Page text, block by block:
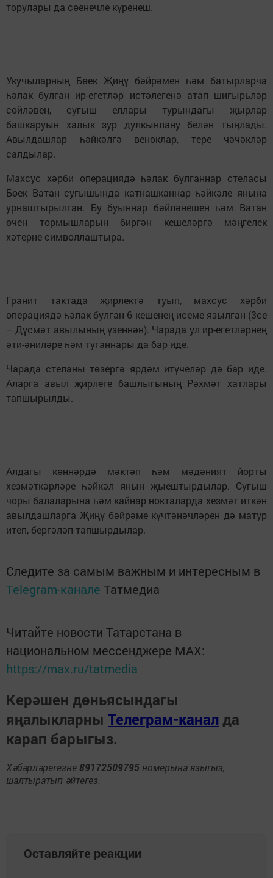
торулары да сөенечле күренеш.
Укучыларның Бөек Җиңү бәйрәмен һәм батырларча
һәлак булган ир-егетләр истәлегенә атап шигырьләр
сөйләвен, сугыш еллары турындагы җырлар
башкаруын халык зур дулкынлану белән тыңлады.
Авылдашлар һәйкәлгә веноклар, тере чәчәкләр
салдылар.
Махсус хәрби операциядә һәлак булганнар стеласы
Бөек Ватан сугышында катнашканнар һәйкәле янына
урнаштырылган. Бу буыннар бәйләнешен һәм Ватан
өчен тормышларын биргән кешеләргә мәңгелек
хәтерне символлаштыра.
Гранит тактада җирлектә туып, махсус хәрби
операциядә һәлак булган 6 кешенең исеме язылган (3се
– Дүсмәт авылының үзеннән). Чарада ул ир-егетләрнең
әти-әниләре һәм туганнары да бар иде.
Чарада стеланы төзергә ярдәм итүчеләр дә бар иде.
Аларга авыл җирлеге башлыгының Рәхмәт хатлары
тапшырылды.
Алдагы көннәрдә мәктәп һәм мәдәният йорты
хезмәткәрләре һәйкәл янын җыештырдылар. Сугыш
чоры балаларына һәм кайнар нокталарда хезмәт иткән
авылдашларга Җиңү бәйрәме күчтәнәчләрен дә матур
итеп, бергәләп тапшырдылар.
Следите за самым важным и интересным в
Telegram-канале Татмедиа
Читайте новости Татарстана в
национальном мессенджере MАХ:
https://max.ru/tatmedia
Керәшен дөньясындагы
яңалыкларны Телеграм-канал да
карап барыгыз.
Хәбәрләрегезне 89172509795 номерына языгыз,
шалтыратып әйтегез.
Оставляйте реакции